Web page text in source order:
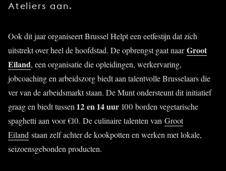
Ateliers aan.
Ook dit jaar organiseert Brussel Helpt een eetfestijn dat zich
uitstrekt over heel de hoofdstad. De opbrengst gaat naarGroot
Eiland, een organisatie die opleidingen, werkervaring,
jobcoaching en arbeidszorg biedt aan talentvolle Brusselaars die
ver van de arbeidsmarkt staan. De Munt ondersteunt dit initiatief
graag en biedt tussen12 en 14 uur 100 borden vegetarische
spaghetti aan voor €10. De culinaire talenten van Groot
Eiland staan zelf achter de kookpotten en werken met lokale,
seizoensgebonden producten.